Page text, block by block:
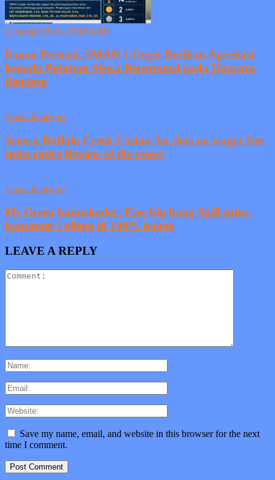
A Tampil Berita TerBARU
Panen Prestasi, SMAN 1 Geger Berikan Apresiasi
kepada Puluhan Siswa Berprestasi pada Upacara
Bendera
Tanpa Kategori
Seneca Buffalo Creek Casino An slots no wager free
spins entire Review of the resort
Tanpa Kategori
Mr Green bonuskoder: Free big bang Spill spins,
kontanter i tillegg til 100% bonus
LEAVE A REPLY
Save my name, email, and website in this browser for the next
time I comment.